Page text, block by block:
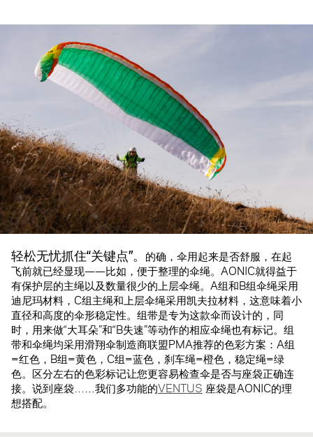
轻松无忧抓住“关键点”。
的确，伞用起来是否舒服，在起
飞前就已经显现——比如，便于整理的伞绳。AONIC就得益于
有保护层的主绳以及数量很少的上层伞绳。A组和B组伞绳采用
迪尼玛材料，C组主绳和上层伞绳采用凯夫拉材料，这意味着小
直径和高度的伞形稳定性。组带是专为这款伞而设计的，同
时，用来做“大耳朵”和“B失速”等动作的相应伞绳也有标记。组
带和伞绳均采用滑翔伞制造商联盟PMA推荐的色彩方案：A组
=红色，B组=黄色，C组=蓝色，刹车绳=橙色，稳定绳=绿
色。区分左右的色彩标记让您更容易检查伞是否与座袋正确连
接。说到座袋……我们多功能的VENTUS 座袋是AONIC的理
想搭配。